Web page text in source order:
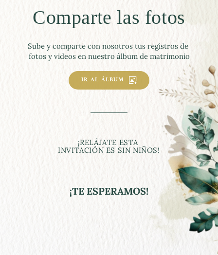
Comparte las fotos
Sube y comparte con nosotros tus registros de
fotos y videos en nuestro álbum de matrimonio
IR AL ÁLBUM
¡RELÁJATE ESTA
INVITACIÓN ES SIN NIÑOS!
¡TE ESPERAMOS!